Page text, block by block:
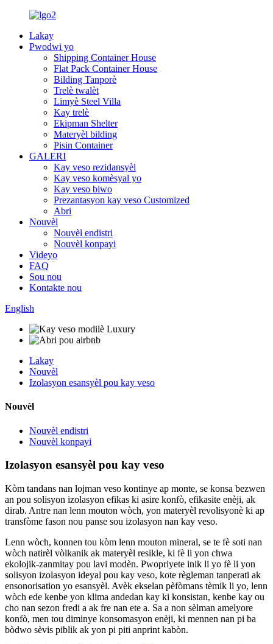
Lakay
Pwodwi yo
Shipping Container House
Flat Pack Container House
Bilding Tanporè
Trelè twalèt
Limyè Steel Villa
Kay trelè
Ekipman Shelter
Materyèl bilding
Pisin Container
GALERI
Kay veso rezidansyèl
Kay veso komèsyal yo
Kay veso biwo
Prezantasyon kay veso Customized
Abri
Nouvèl
Nouvèl endistri
Nouvèl konpayi
Videyo
FAQ
Sou nou
Kontakte nou
English
Lakay
Nouvèl
Izolasyon esansyèl pou kay veso
Nouvèl
Nouvèl endistri
Nouvèl konpayi
Izolasyon esansyèl pou kay veso
Kòm tandans nan lojman veso kontinye ap monte, se konsa bezwen
an pou solisyon izolasyon efikas ki asire konfò, efikasite enèji, ak
dirab. Antre nan lenn mouton wòch, yon materyèl revolisyonè ki ap
transfòme fason nou panse sou izolasyon nan kay veso.
Lenn wòch, konnen tou kòm lenn mouton mineral, se te fè soti nan
wòch natirèl vòlkanik ak materyèl resikle, ki fè li yon chwa
ekolojik-zanmitay pou lavi modèn. Pwopriyete inik li yo fè li yon
solisyon izolasyon ideyal pou kay veso, kote règleman tanperati ak
ensonorisation yo esansyèl. Avèk ekselan pèfòmans tèmik li yo, lenn
wòch ede kenbe yon klima andedan kay ki konsistan, kenbe kay ou
cho nan sezon fredi a ak fre nan ete a. Sa a non sèlman amelyore
konfò, men tou diminye konsomasyon enèji, ki mennen nan pi ba
bòdwo sèvis piblik ak yon pi piti anprint kabòn.